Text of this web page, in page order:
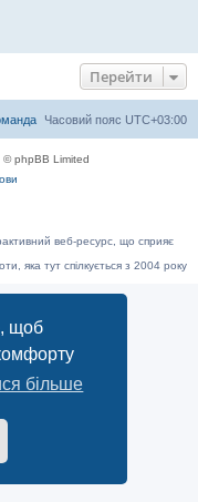
щоб
більше
Перейти
Часовий пояс UTC+03:00
phpBB Limited
веб-ресурс, що сприяє
яка тут спілкується з 2004 року